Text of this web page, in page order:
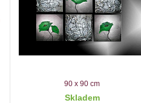
90 x 90 cm
Skladem